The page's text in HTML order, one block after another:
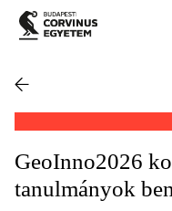
GeoInno2026
tanulmányok